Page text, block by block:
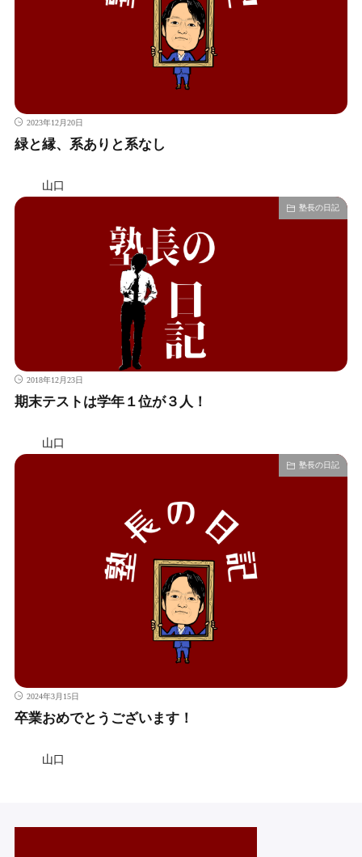
2023年12月20日
緑と縁、系ありと系なし
山口
塾長の日記
2018年12月23日
期末テストは学年１位が３人！
山口
塾長の日記
2024年3月15日
卒業おめでとうございます！
山口